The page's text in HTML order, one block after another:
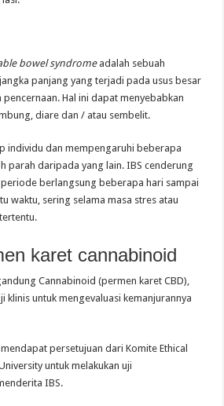
bowel syndrome adalah sebuah
panjang yang terjadi pada usus besar
Hal ini dapat menyebabkan
diare dan / atau sembelit.
individu dan mempengaruhi beberapa
parah daripada yang lain. IBS cenderung
berlangsung beberapa hari sampai
waktu, sering selama masa stres atau
karet cannabinoid
Cannabinoid (permen karet CBD),
klinis untuk mengevaluasi kemanjurannya
persetujuan dari Komite Ethical
untuk melakukan uji
IBS.